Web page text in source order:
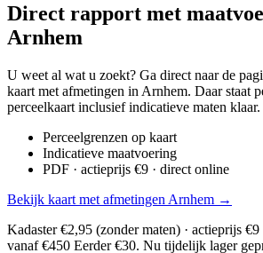
Direct rapport met
Arnhem
U weet al wat u zoekt? Ga direct naar de
kaart met afmetingen in Arnhem. Daar staat
perceelkaart inclusief indicatieve maten klaar.
Perceelgrenzen op kaart
Indicatieve maatvoering
PDF · actieprijs €9 · direct online
Bekijk kaart met afmetingen Arnhem →
Kadaster €2,95 (zonder maten) · actieprijs
vanaf €450 Eerder €30. Nu tijdelijk lager